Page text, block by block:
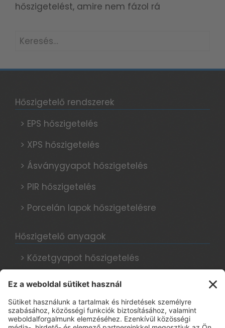
hőszigetelést, amire nem fázol rá
Keresés:
Hőszigetelő rendszerek
> EPS hőszigetelés
> XPS hőszigetelés
> Ásványgyapot hőszigetelés
> PIR hőszigetelés
> Porcelán lapok hőszigetelésre
Hőszigetelő anyagok
> Kőzetgyapot hőszigetelés
> Grafitos hőszigetelés
> Hungarocell hőszigetelés